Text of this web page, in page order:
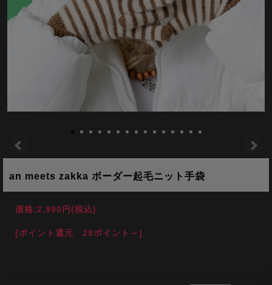
an meets zakka ボーダー起毛ニット手袋
価格:2,990円(税込)
[ポイント還元 29ポイント～]